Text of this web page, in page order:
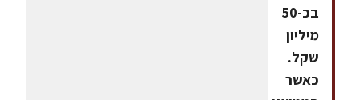
בכ-50
מיליון
שקל.
כאשר